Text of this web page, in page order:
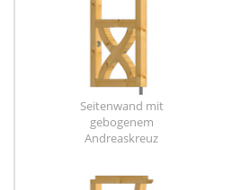
Seitenwand mit
gebogenem
Andreaskreuz